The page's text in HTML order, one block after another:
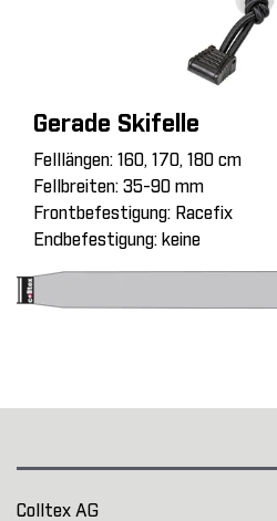
Gerade Skifelle
Felllängen: 160, 170, 180 cm
Fellbreiten: 35-90 mm
Frontbefestigung: Racefix
Endbefestigung: keine
Colltex AG